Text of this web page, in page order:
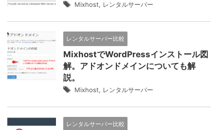
Mixhost, レンタルサーバー
レンタルサーバー比較
MixhostでWordPressインストール図
解。アドオンドメインについても解
説。
Mixhost, レンタルサーバー
レンタルサーバー比較